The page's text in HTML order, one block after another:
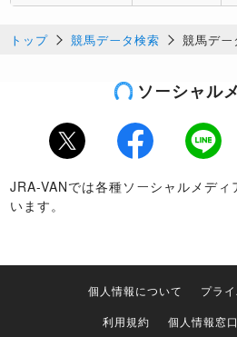
トップ 競馬データ検索 競馬デー
ソーシャル
Twitter Facebook LINE
JRA-VANでは各種ソーシャルメデ
います。
個人情報について
プラ
利用規約
個人情報窓口